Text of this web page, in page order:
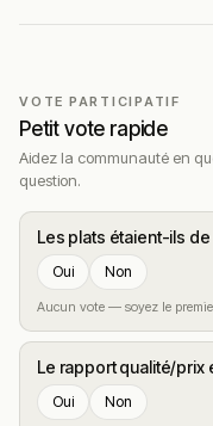
!
Texte généré par
nous aider en vous
établissement
VOTE PARTICIPATIF
Petit vote rapide
Aidez la communauté en
question.
Les plats étaient-ils de
Oui Non
Aucun vote — soyez le
Le rapport qualité/prix
Oui Non